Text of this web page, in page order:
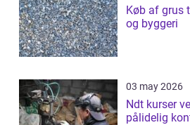
Køb af grus
og byggeri
03 may 2026
Ndt kurser vejen til sikker og
pålidelig